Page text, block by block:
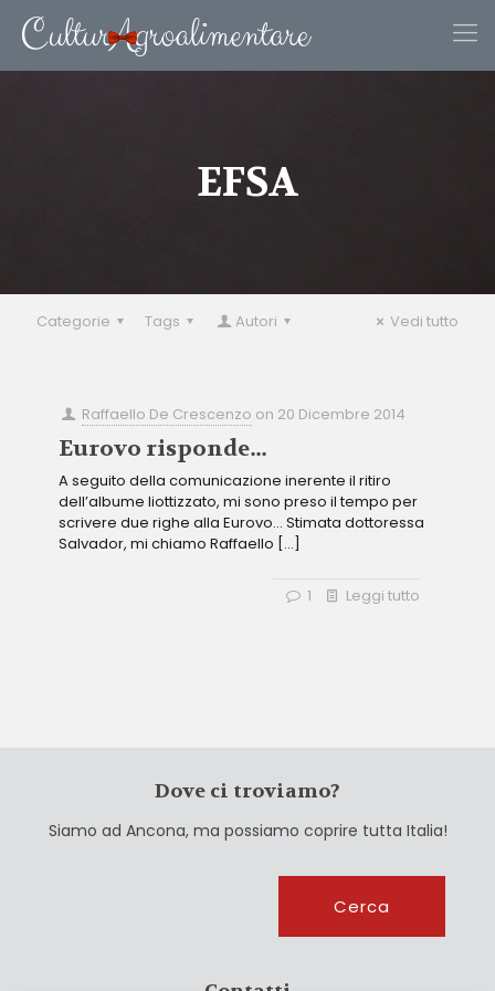
EFSA
Categorie Tags Autori Vedi tutto
Raffaello De Crescenzo on 20 Dicembre 2014
Eurovo risponde…
A seguito della comunicazione inerente il ritiro
dell’albume liottizzato, mi sono preso il tempo per
scrivere due righe alla Eurovo… Stimata dottoressa
Salvador, mi chiamo Raffaello […]
1 Leggi tutto
Dove ci troviamo?
Siamo ad Ancona, ma possiamo coprire tutta Italia!
Cerca